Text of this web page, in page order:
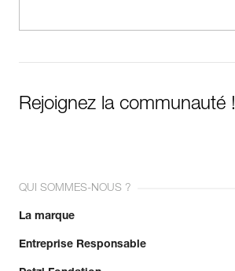
Rejoignez la communauté !
QUI SOMMES-NOUS ?
La marque
Entreprise Responsable